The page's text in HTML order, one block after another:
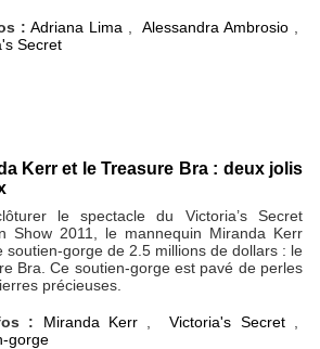
: Adriana Lima ,Alessandra Ambrosio
Secret
Kerr et le Treasure Bra : deux jolis
le spectacle du Victoria’s Secret
Show 2011, le mannequin Miranda Kerr
soutien-gorge de 2.5 millions de dollars : le
Bra. Ce soutien-gorge est pavé de perles
précieuses.
: Miranda Kerr ,Victoria's Secret,
gorge